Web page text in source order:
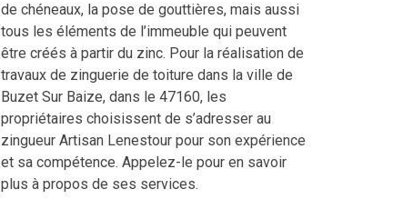
de chéneaux, la pose de gouttières, mais aussi
tous les éléments de l’immeuble qui peuvent
être créés à partir du zinc. Pour la réalisation de
travaux de zinguerie de toiture dans la ville de
Buzet Sur Baize, dans le 47160, les
propriétaires choisissent de s’adresser au
zingueur Artisan Lenestour pour son expérience
et sa compétence. Appelez-le pour en savoir
plus à propos de ses services.